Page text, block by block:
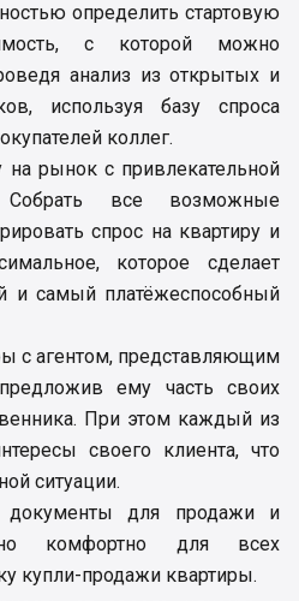
определить стартовую
с которой можно
анализ из открытых и
используя базу спроса
коллег.
на рынок с привлекательной
все возможные
спрос на квартиру и
которое сделает
и самый платёжеспособный
с агентом, представляющим
ему часть своих
При этом каждый из
своего клиента, что
ситуации.
документы для продажи и
комфортно для всех
купли-продажи квартиры.